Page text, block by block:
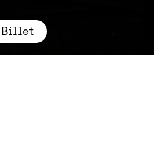
Billet